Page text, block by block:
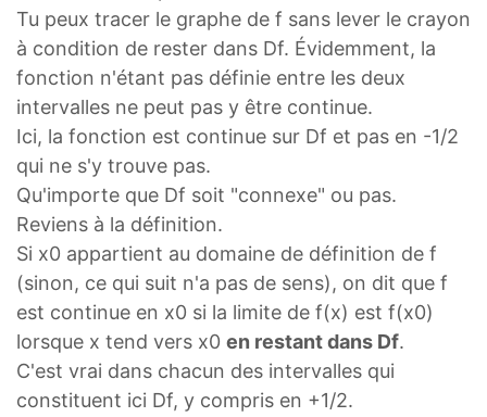
Tu peux tracer le graphe de f sans lever le crayon
à condition de rester dans Df. Évidemment, la
fonction n'étant pas définie entre les deux
intervalles ne peut pas y être continue.
Ici, la fonction est continue sur Df et pas en -1/2
qui ne s'y trouve pas.
Qu'importe que Df soit "connexe" ou pas.
Reviens à la définition.
Si x0 appartient au domaine de définition de f
(sinon, ce qui suit n'a pas de sens), on dit que f
est continue en x0 si la limite de f(x) est f(x0)
lorsque x tend vers x0 en restant dans Df.
C'est vrai dans chacun des intervalles qui
constituent ici Df, y compris en +1/2.